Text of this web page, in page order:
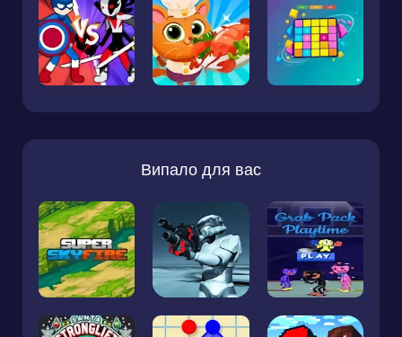
Випало для вас